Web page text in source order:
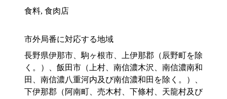
食料, 食肉店
市外局番に対応する地域
長野県伊那市、駒ヶ根市、上伊那郡（辰野町を除
く。）、飯田市（上村、南信濃木沢、南信濃南和
田、南信濃八重河内及び南信濃和田を除く。）、
下伊那郡（阿南町、売木村、下條村、天龍村及び